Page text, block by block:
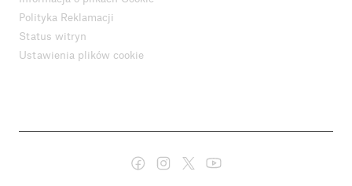
Polityka Reklamacji
Status witryn
Ustawienia plików cookie